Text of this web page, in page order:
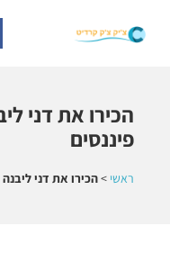
הכירו את דני
פיננסים
ראשי >הכירו את דני